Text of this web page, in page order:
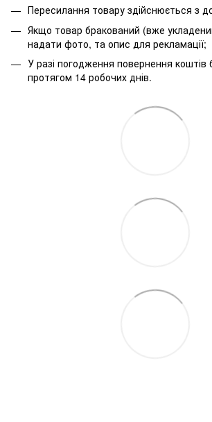
Пересилання товару здійснюється з
Якщо товар бракований (вже
надати фото, та опис для рекламації;
У разі погодження повернення коштів
протягом 14 робочих днів.